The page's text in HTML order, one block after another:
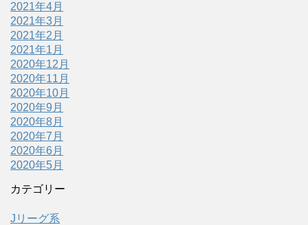
2021年4月
2021年3月
2021年2月
2021年1月
2020年12月
2020年11月
2020年10月
2020年9月
2020年8月
2020年7月
2020年6月
2020年5月
カテゴリー
Jリーグ系